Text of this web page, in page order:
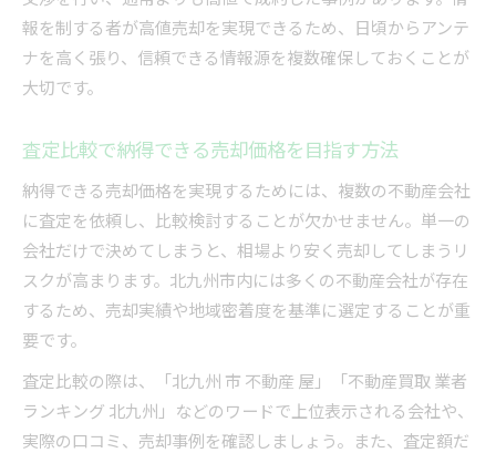
報を制する者が高値売却を実現できるため、日頃からアンテ
ナを高く張り、信頼できる情報源を複数確保しておくことが
大切です。
査定比較で納得できる売却価格を目指す方法
納得できる売却価格を実現するためには、複数の不動産会社
に査定を依頼し、比較検討することが欠かせません。単一の
会社だけで決めてしまうと、相場より安く売却してしまうリ
スクが高まります。北九州市内には多くの不動産会社が存在
するため、売却実績や地域密着度を基準に選定することが重
要です。
査定比較の際は、「北九州 市 不動産 屋」「不動産買取 業者
ランキング 北九州」などのワードで上位表示される会社や、
実際の口コミ、売却事例を確認しましょう。また、査定額だ